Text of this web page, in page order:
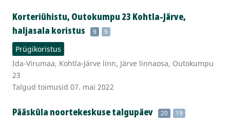
Korteriühistu, Outokumpu 23 Kohtla-Järve,
haljasala koristus
9 9
Prügikoristus
Ida-Virumaa, Kohtla-Järve linn, Järve linnaosa, Outokumpu
23
Talgud toimusid 07. mai 2022
Pääsküla noortekeskuse talgupäev 20 19